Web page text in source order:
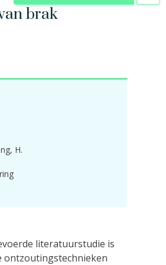
brak
H.
literatuurstudie is
ontzoutingstechnieken